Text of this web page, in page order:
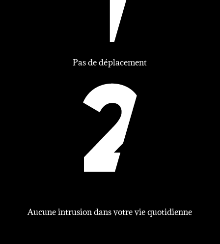
Pas de déplacement
Aucune intrusion dans votre vie quotidienne